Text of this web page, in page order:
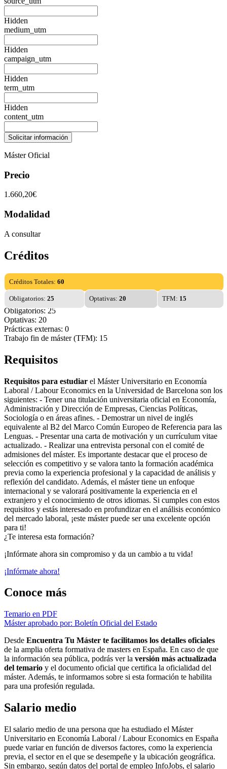
Hidden
medium_utm
Hidden
campaign_utm
Hidden
term_utm
Hidden
content_utm
Máster Oficial
Precio
1.660,20€
Modalidad
A consultar
Créditos
Créditos Totales: 60
Obligatorios: 25 Optativas:20 TFM: 15
Obligatorios: 25
Optativas: 20
Prácticas externas: 0
Trabajo fin de máster (TFM): 15
Requisitos
Requisitos para estudiar el Máster Universitario en Economía
Laboral / Labour Economics en la Universidad de Barcelona son los
siguientes: - Tener una titulación universitaria oficial en Economía,
Administración y Dirección de Empresas, Ciencias Políticas,
Sociología o en áreas afines. - Demostrar un nivel de inglés
equivalente al B2 del Marco Común Europeo de Referencia para las
Lenguas. - Presentar una carta de motivación y un currículum vitae
actualizado. - Realizar una entrevista personal con el comité de
admisiones del máster. Es importante destacar que el proceso de
selección es competitivo y se valora tanto la formación académica
previa como la experiencia profesional y la capacidad de análisis y
reflexión del candidato. Además, el máster tiene un enfoque
internacional y se valorará positivamente la experiencia en el
extranjero y el conocimiento de otros idiomas. Si cumples con estos
requisitos y estás interesado en profundizar en el análisis económico
del mercado laboral, ¡este máster puede ser una excelente opción
para ti!
¿Te interesa esta formación?
¡Infórmate ahora sin compromiso y da un cambio a tu vida!
¡Infórmate ahora!
Conoce más
Temario en PDF
Máster aprobado por: Boletín Oficial del Estado
Desde Encuentra Tu Máster te facilitamos los detalles oficiales
de la amplia oferta formativa de masters en España. En caso de que
la información sea pública, podrás ver la versión más actualizada
del temario y el documento oficial que certifica la oficialidad del
máster. Además, te informamos sobre si esta formación te habilita
para una profesión regulada.
Salario medio
El salario medio de una persona que ha estudiado el Máster
Universitario en Economía Laboral / Labour Economics en España
puede variar en función de diversos factores, como la experiencia
previa, el sector en el que se desempeñe y la ubicación geográfica.
Sin embargo, según datos del portal de empleo InfoJobs, el salario